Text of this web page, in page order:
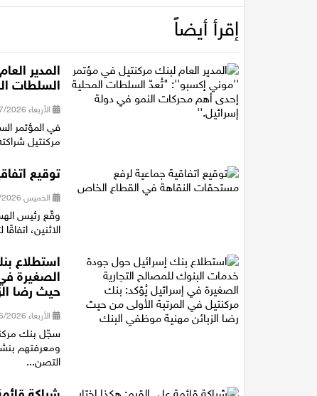
إقرأ أيضاً
المدير
السلطات
الأربعاء 08/07/2026 12:53
مركنتيل
توقيع
الخميس 25/06/2026 22:12
وقّع رئيس
الاثنين،
استطلاع
الصغيرة
حيث رضا
الأربعاء 24/06/2026 15:04
سجّل بنك
ومعرفتهم
التصن...